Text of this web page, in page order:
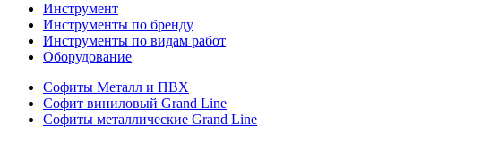
Инструмент
Инструменты по бренду
Инструменты по видам работ
Оборудование
Софиты Металл и ПВХ
Софит виниловый Grand Line
Софиты металлические Grand Line